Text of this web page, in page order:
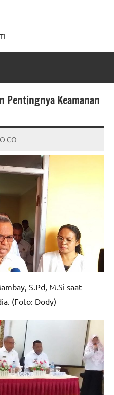
Pentingnya Keamanan
CO
S.Pd, M.Si saat
(Foto: Dody)